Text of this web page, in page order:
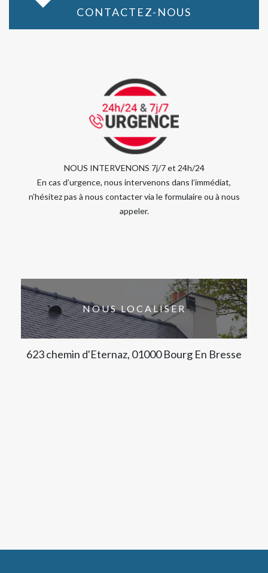
CONTACTEZ-NOUS
NOUS INTERVENONS 7j/7 et 24h/24
En cas d’urgence, nous intervenons dans l’immédiat,
n’hésitez pas à nous contacter via le formulaire ou à nous
appeler.
NOUS LOCALISER
623 chemin d'Eternaz, 01000 Bourg En Bresse